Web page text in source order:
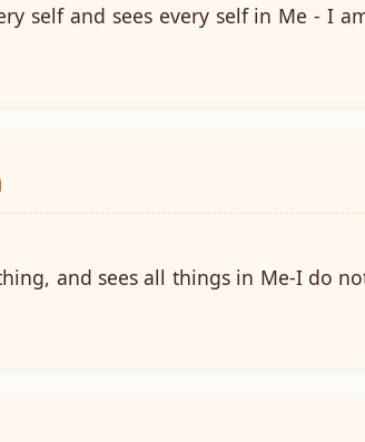
self and sees every self in Me - I
and sees all things in Me-I do